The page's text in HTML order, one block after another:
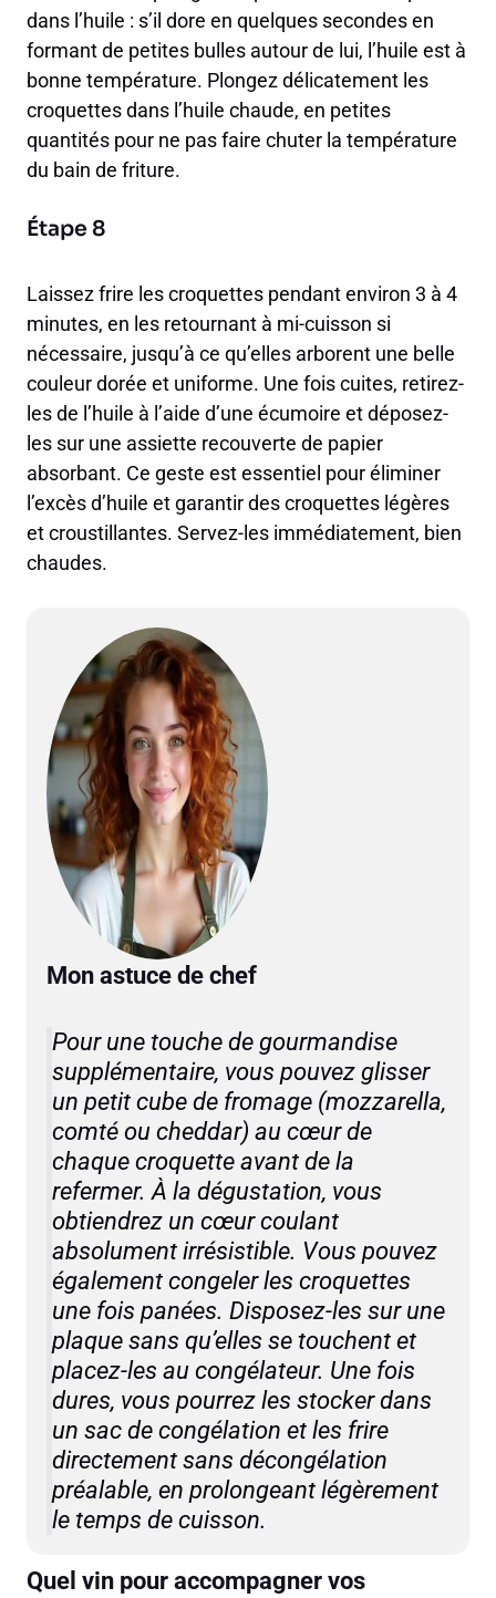
dans l’huile : s’il dore en quelques secondes en
formant de petites bulles autour de lui, l’huile est à
bonne température. Plongez délicatement les
croquettes dans l’huile chaude, en petites
quantités pour ne pas faire chuter la température
du bain de friture.
Étape 8
Laissez frire les croquettes pendant environ 3 à 4
minutes, en les retournant à mi-cuisson si
nécessaire, jusqu’à ce qu’elles arborent une belle
couleur dorée et uniforme. Une fois cuites, retirez-
les de l’huile à l’aide d’une écumoire et déposez-
les sur une assiette recouverte de papier
absorbant. Ce geste est essentiel pour éliminer
l’excès d’huile et garantir des croquettes légères
et croustillantes. Servez-les immédiatement, bien
chaudes.
Mon astuce de chef
Pour une touche de gourmandise
supplémentaire, vous pouvez glisser
un petit cube de fromage (mozzarella,
comté ou cheddar) au cœur de
chaque croquette avant de la
refermer. À la dégustation, vous
obtiendrez un cœur coulant
absolument irrésistible. Vous pouvez
également congeler les croquettes
une fois panées. Disposez-les sur une
plaque sans qu’elles se touchent et
placez-les au congélateur. Une fois
dures, vous pourrez les stocker dans
un sac de congélation et les frire
directement sans décongélation
préalable, en prolongeant légèrement
le temps de cuisson.
Quel vin pour accompagner vos